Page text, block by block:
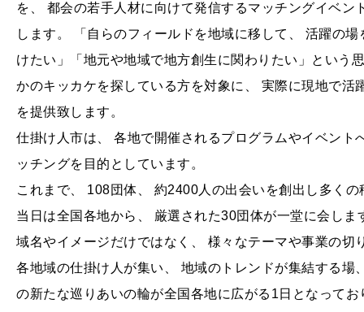
を、 都会の若手人材に向けて発信するマッチングイベ
します。 「自らのフィールドを地域に移して、 活躍の
けたい」「地元や地域で地方創生に関わりたい」という
かのキッカケを探している方を対象に、 実際に現地で
を提供致します。
仕掛け人市は、 各地で開催されるプログラムやイベン
ッチングを目的としています。
これまで、 108団体、 約2400人の出会いを創出し多く
当日は全国各地から、 厳選された30団体が一堂に会し
域名やイメージだけではなく、 様々なテーマや事業の切
各地域の仕掛け人が集い、 地域のトレンドが集結する
の新たな巡りあいの輪が全国各地に広がる1日となってお